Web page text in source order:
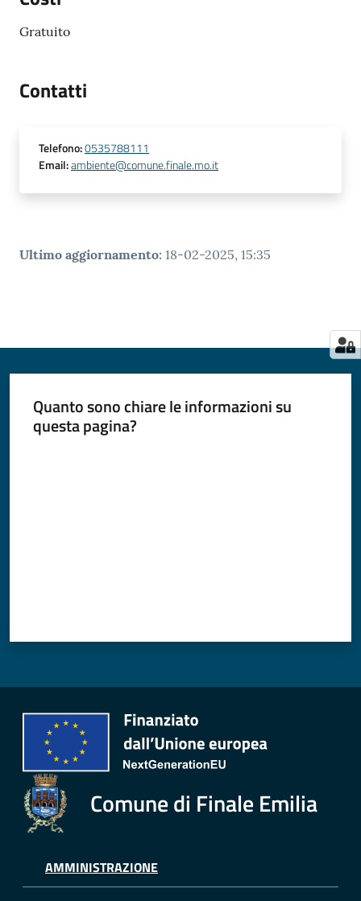
Gratuito
Contatti
Telefono:0535788111
Email:ambiente@comune.finale.mo.it
Ultimo aggiornamento: 18-02-2025, 15:35
Quanto sono chiare le informazioni su
questa pagina?
Comune di Finale Emilia
AMMINISTRAZIONE